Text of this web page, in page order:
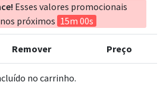
Esses valores promocionais
próximos 15m 00s
Remover Preço
no carrinho.